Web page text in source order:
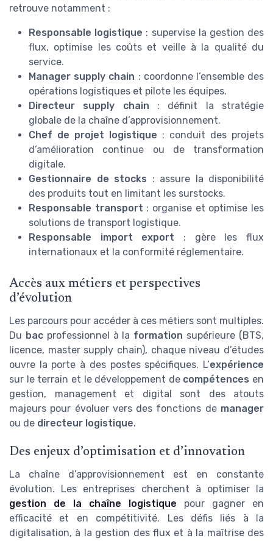
retrouve notamment :
Responsable logistique : supervise la gestion des
flux, optimise les coûts et veille à la qualité du
service.
Manager supply chain : coordonne l’ensemble des
opérations logistiques et pilote les équipes.
Directeur supply chain : définit la stratégie
globale de la chaîne d’approvisionnement.
Chef de projet logistique : conduit des projets
d’amélioration continue ou de transformation
digitale.
Gestionnaire de stocks : assure la disponibilité
des produits tout en limitant les surstocks.
Responsable transport : organise et optimise les
solutions de transport logistique.
Responsable import export : gère les flux
internationaux et la conformité réglementaire.
Accès aux métiers et perspectives
d’évolution
Les parcours pour accéder à ces métiers sont multiples.
Du bacprofessionnel à la formation supérieure (BTS,
licence, master supply chain), chaque niveau d’études
ouvre la porte à des postes spécifiques. L’expérience
sur le terrain et le développement de compétences en
gestion, management et digital sont des atouts
majeurs pour évoluer vers des fonctions de manager
ou de directeur logistique.
Des enjeux d’optimisation et d’innovation
La chaîne d’approvisionnement est en constante
évolution. Les entreprises cherchent à optimiser la
gestion de la chaîne logistique pour gagner en
efficacité et en compétitivité. Les défis liés à la
digitalisation, à la gestion des flux et à la maîtrise des